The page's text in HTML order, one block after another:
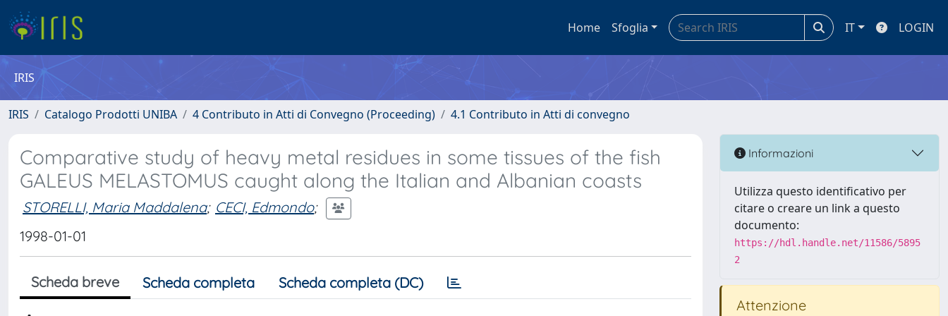
Home Sfoglia IT LOGIN
IRIS
IRIS Catalogo Prodotti UNIBA 4 Contributo in Atti di Convegno (Proceeding) 4.1 Contributo in Atti di convegno
Comparative study of heavy metal residues in some tissues of the fish
GALEUS MELASTOMUS caught along the Italian and Albanian coasts
STORELLI, Maria Maddalena; CECI, Edmondo;
1998-01-01
Scheda breve Scheda completa Scheda completa (DC)
Informazioni
Utilizza questo identificativo per
citare o creare un link a questo
documento:
https://hdl.handle.net/11586/5895
2
Attenzione